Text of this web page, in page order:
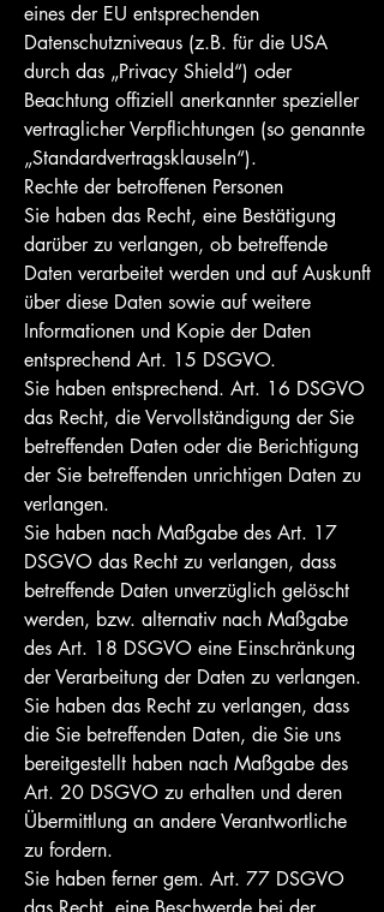
eines der EU entsprechenden
Datenschutzniveaus (z.B. für die USA
durch das „Privacy Shield“) oder
Beachtung offiziell anerkannter spezieller
vertraglicher Verpflichtungen (so genannte
„Standardvertragsklauseln“).
Rechte der betroffenen Personen
Sie haben das Recht, eine Bestätigung
darüber zu verlangen, ob betreffende
Daten verarbeitet werden und auf Auskunft
über diese Daten sowie auf weitere
Informationen und Kopie der Daten
entsprechend Art. 15 DSGVO.
Sie haben entsprechend. Art. 16 DSGVO
das Recht, die Vervollständigung der Sie
betreffenden Daten oder die Berichtigung
der Sie betreffenden unrichtigen Daten zu
verlangen.
Sie haben nach Maßgabe des Art. 17
DSGVO das Recht zu verlangen, dass
betreffende Daten unverzüglich gelöscht
werden, bzw. alternativ nach Maßgabe
des Art. 18 DSGVO eine Einschränkung
der Verarbeitung der Daten zu verlangen.
Sie haben das Recht zu verlangen, dass
die Sie betreffenden Daten, die Sie uns
bereitgestellt haben nach Maßgabe des
Art. 20 DSGVO zu erhalten und deren
Übermittlung an andere Verantwortliche
zu fordern.
Sie haben ferner gem. Art. 77 DSGVO